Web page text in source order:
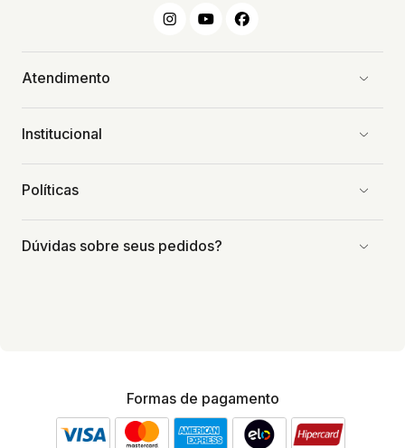
Atendimento
Institucional
Políticas
Dúvidas sobre seus pedidos?
Formas de pagamento